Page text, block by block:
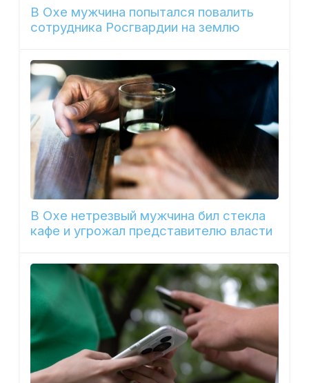
В Охе мужчина попытался повалить
сотрудника Росгвардии на землю
В Охе нетрезвый мужчина бил стекла
кафе и угрожал представителю власти